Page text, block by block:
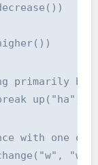
up("ha"))
with one